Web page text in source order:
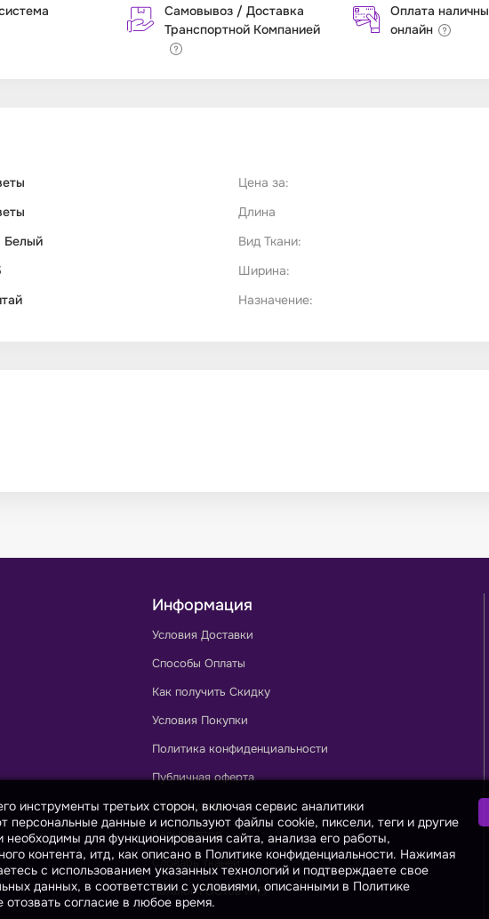
Самовывоз / Доставка
Транспортной Компанией
Оплата
онлайн
Белый
Цена за:
Длина
Вид Ткани:
Ширина:
Назначение:
Информация
Условия Доставки
Способы Оплаты
Как получить Скидку
Условия Покупки
Политика конфиденциальности
Публичная оферта
Сертификаты
Калькулятор
Словарь тканей
Каталог ГОСТов и ТУ
инструменты третьих сторон, включая сервис аналитики
персональные данные и используют файлы cookie, пиксели, теги и другие
необходимы для функционирования сайта, анализа его работы,
контента, итд, как описано в Политике конфиденциальности. Нажимая
с использованием указанных технологий и подтверждаете свое
данных, в соответствии с условиями, описанными в Политике
согласие в любое время.